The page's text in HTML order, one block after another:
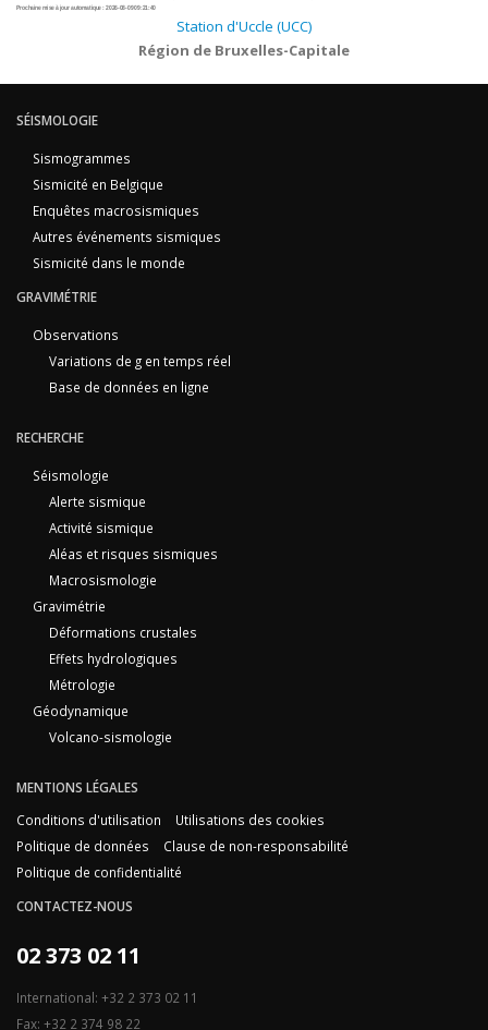
Prochaine mise à jour automatique :2026-08-09 09:21:40
Station d'Uccle (UCC)
Région de Bruxelles-Capitale
SÉISMOLOGIE
Sismogrammes
Sismicité en Belgique
Enquêtes macrosismiques
Autres événements sismiques
Sismicité dans le monde
GRAVIMÉTRIE
Observations
Variations de g en temps réel
Base de données en ligne
RECHERCHE
Séismologie
Alerte sismique
Activité sismique
Aléas et risques sismiques
Macrosismologie
Gravimétrie
Déformations crustales
Effets hydrologiques
Métrologie
Géodynamique
Volcano-sismologie
MENTIONS LÉGALES
Conditions d'utilisation
Utilisations des cookies
Politique de données
Clause de non-responsabilité
Politique de confidentialité
CONTACTEZ-NOUS
02 373 02 11
International: +32 2 373 02 11
Fax: +32 2 374 98 22